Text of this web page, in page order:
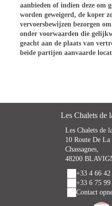
aanbieden of indien deze om
worden geweigerd, de koper
vervoersbewijzen bezorgen
onder voorwaarden die
geacht aan de plaats van
beide partijen aanvaarde
Les Chalets de
Les Chalets de
10 Route De
Chassagnes,
48200
+33 4 66 42
+33 6 75 99
Contact